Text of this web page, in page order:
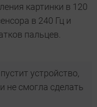
картинки в 120
в 240 Гц и
пальцев.
устройство,
не смогла сделать